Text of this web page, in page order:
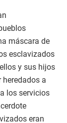
máscara de
esclavizados
y sus hijos
a
los servicios
eran